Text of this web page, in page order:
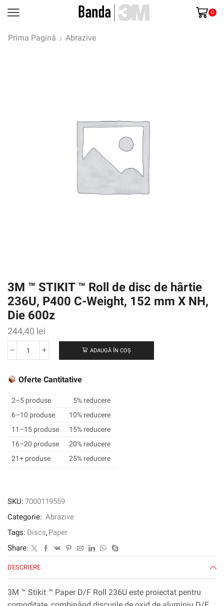
0
Prima Pagină Abrazive
3M ™ STIKIT ™ Roll de disc de hârtie
236U, P400 C-Weight, 152 mm X NH,
Die 600z
244,40 lei
Cantitate
™
™
de
disc
de
hârtie
Weight,
mm
X
Die
600z
ADAUGĂ ÎN COȘ
Oferte Cantitative
2–5 produse
5% reducere
6–10 produse
10% reducere
11–15 produse
15% reducere
16–20 produse
20% reducere
21+ produse
25% reducere
SKU: 7000119559
Categorie: Abrazive
Tags: Discs,Paper
Share:
DESCRIERE
3M ™ Stikit ™ Paper D/F Roll 236U este proiectat pentru